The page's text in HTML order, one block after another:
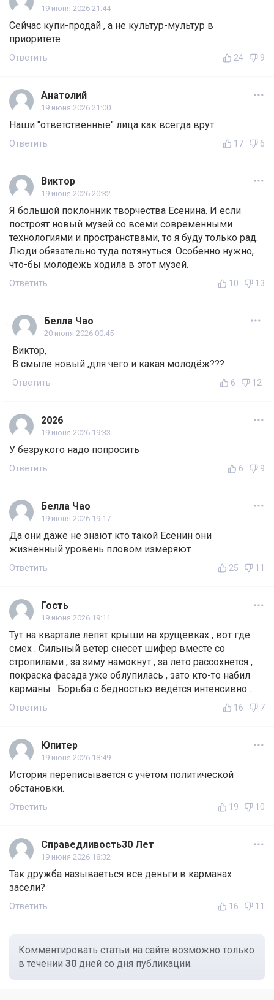
19 июня 2026 21:44
Сейчас купи-продай , а не культур-мультур в
приоритете .
Ответить 24 9
Анатолий
19 июня 2026 21:00
Наши "ответственные" лица как всегда врут.
Ответить 17 6
Виктор
19 июня 2026 20:32
Я большой поклонник творчества Есенина. И если
построят новый музей со всеми современными
технологиями и пространствами, то я буду только рад.
Люди обязательно туда потянуться. Особенно нужно,
что-бы молодежь ходила в этот музей.
Ответить 10 13
Белла Чао
20 июня 2026 00:45
Виктор,
В смыле новый ,для чего и какая молодёж???
Ответить 6 12
2026
19 июня 2026 19:33
У безрукого надо попросить
Ответить 6 9
Белла Чао
19 июня 2026 19:17
Да они даже не знают кто такой Есенин они
жизненный уровень пловом измеряют
Ответить 25 11
Гость
19 июня 2026 19:11
Тут на квартале лепят крыши на хрущевках , вот где
смех . Сильный ветер снесет шифер вместе со
стропилами , за зиму намокнут , за лето рассохнется ,
покраска фасада уже облупилась , зато кто-то набил
карманы . Борьба с бедностью ведётся интенсивно .
Ответить 16 7
Юпитер
19 июня 2026 18:49
История переписывается с учётом политической
обстановки.
Ответить 19 10
Справедливость30 Лет
19 июня 2026 18:32
Так дружба называеться все деньги в карманах
засели?
Ответить 16 11
Комментировать статьи на сайте возможно только
в течении 30 дней со дня публикации.